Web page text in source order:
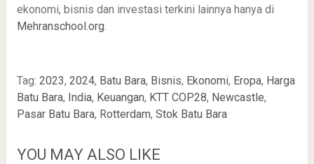
ekonomi, bisnis dan investasi terkini lainnya hanya di
Mehranschool.org.
Tag: 2023, 2024, Batu Bara, Bisnis, Ekonomi, Eropa, Harga
Batu Bara, India, Keuangan, KTT COP28, Newcastle,
Pasar Batu Bara, Rotterdam, Stok Batu Bara
YOU MAY ALSO LIKE